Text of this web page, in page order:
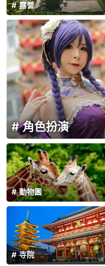
露營
角色扮演
動物園
寺院